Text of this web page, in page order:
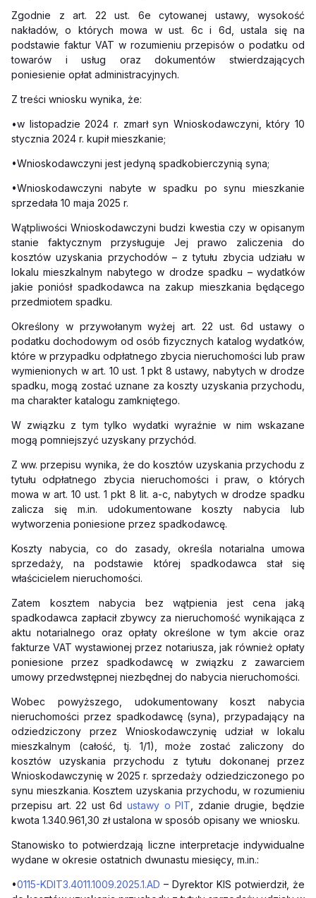
Zgodnie z art. 22 ust. 6e cytowanej ustawy, wysokość
nakładów, o których mowa w ust. 6c i 6d, ustala się na
podstawie faktur VAT w rozumieniu przepisów o podatku od
towarów i usług oraz dokumentów stwierdzających
poniesienie opłat administracyjnych.
Z treści wniosku wynika, że:
•w listopadzie 2024 r. zmarł syn Wnioskodawczyni, który 10
stycznia 2024 r. kupił mieszkanie;
•Wnioskodawczyni jest jedyną spadkobierczynią syna;
•Wnioskodawczyni nabyte w spadku po synu mieszkanie
sprzedała 10 maja 2025 r.
Wątpliwości Wnioskodawczyni budzi kwestia czy w opisanym
stanie faktycznym przysługuje Jej prawo zaliczenia do
kosztów uzyskania przychodów – z tytułu zbycia udziału w
lokalu mieszkalnym nabytego w drodze spadku – wydatków
jakie poniósł spadkodawca na zakup mieszkania będącego
przedmiotem spadku.
Określony w przywołanym wyżej art. 22 ust. 6d ustawy o
podatku dochodowym od osób fizycznych katalog wydatków,
które w przypadku odpłatnego zbycia nieruchomości lub praw
wymienionych w art. 10 ust. 1 pkt 8 ustawy, nabytych w drodze
spadku, mogą zostać uznane za koszty uzyskania przychodu,
ma charakter katalogu zamkniętego.
W związku z tym tylko wydatki wyraźnie w nim wskazane
mogą pomniejszyć uzyskany przychód.
Z ww. przepisu wynika, że do kosztów uzyskania przychodu z
tytułu odpłatnego zbycia nieruchomości i praw, o których
mowa w art. 10 ust. 1 pkt 8 lit. a-c, nabytych w drodze spadku
zalicza się m.in. udokumentowane koszty nabycia lub
wytworzenia poniesione przez spadkodawcę.
Koszty nabycia, co do zasady, określa notarialna umowa
sprzedaży, na podstawie której spadkodawca stał się
właścicielem nieruchomości.
Zatem kosztem nabycia bez wątpienia jest cena jaką
spadkodawca zapłacił zbywcy za nieruchomość wynikająca z
aktu notarialnego oraz opłaty określone w tym akcie oraz
fakturze VAT wystawionej przez notariusza, jak również opłaty
poniesione przez spadkodawcę w związku z zawarciem
umowy przedwstępnej niezbędnej do nabycia nieruchomości.
Wobec powyższego, udokumentowany koszt nabycia
nieruchomości przez spadkodawcę (syna), przypadający na
odziedziczony przez Wnioskodawczynię udział w lokalu
mieszkalnym (całość, tj. 1/1), może zostać zaliczony do
kosztów uzyskania przychodu z tytułu dokonanej przez
Wnioskodawczynię w 2025 r. sprzedaży odziedziczonego po
synu mieszkania. Kosztem uzyskania przychodu, w rozumieniu
przepisu art. 22 ust 6d ustawy o PIT , zdanie drugie, będzie
kwota 1.340.961,30 zł ustalona w sposób opisany we wniosku.
Stanowisko to potwierdzają liczne interpretacje indywidualne
wydane w okresie ostatnich dwunastu miesięcy, m.in.:
•0115-KDIT3.4011.1009.2025.1.AD – Dyrektor KIS potwierdził, że